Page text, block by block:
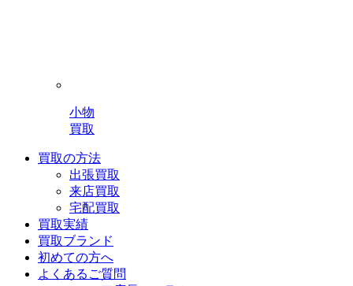
小物
買取
買取の方法
出張買取
来店買取
宅配買取
買取実績
買取ブランド
初めての方へ
よくあるご質問